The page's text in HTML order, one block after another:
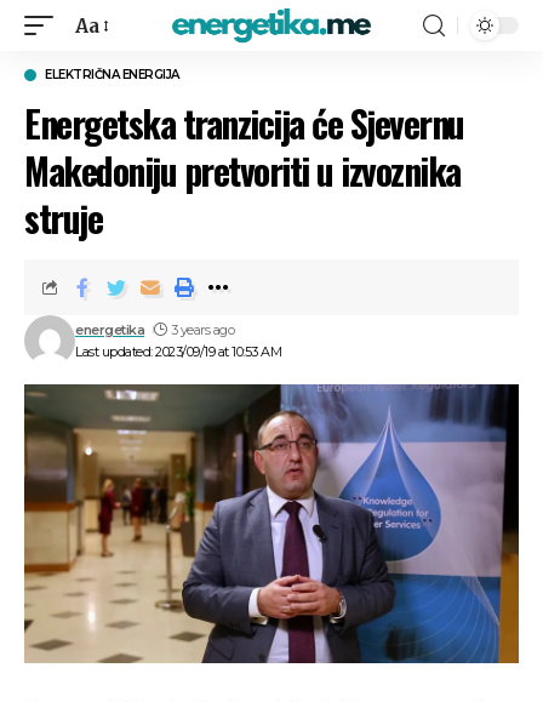
Aa
ELEKTRIČNA ENERGIJA
Energetska tranzicija će Sjevernu
Makedoniju pretvoriti u izvoznika
struje
Last updated: 2023/09/19 at 10:53 AM
energetika 3 years ago